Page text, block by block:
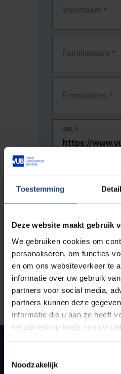
Toestemming
Deze website maakt gebruik
We gebruiken cookies om
personaliseren, om functies
en om ons websiteverkeer te
informatie over uw gebruik
partners voor social media,
partners kunnen deze
informatie die u aan ze heeft
verzameld op basis van uw
Noodzakelijk
Voornaam *
Familienaam *
E-mailadres *
URL *
De volledige URL van de
Snel naar